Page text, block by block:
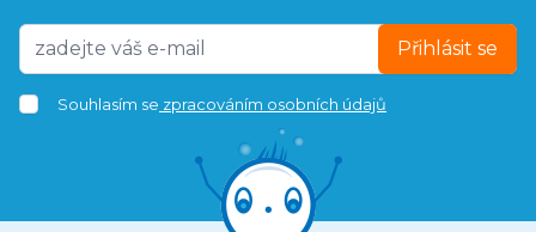
Přihlásit se
Souhlasím se zpracováním osobních údajů